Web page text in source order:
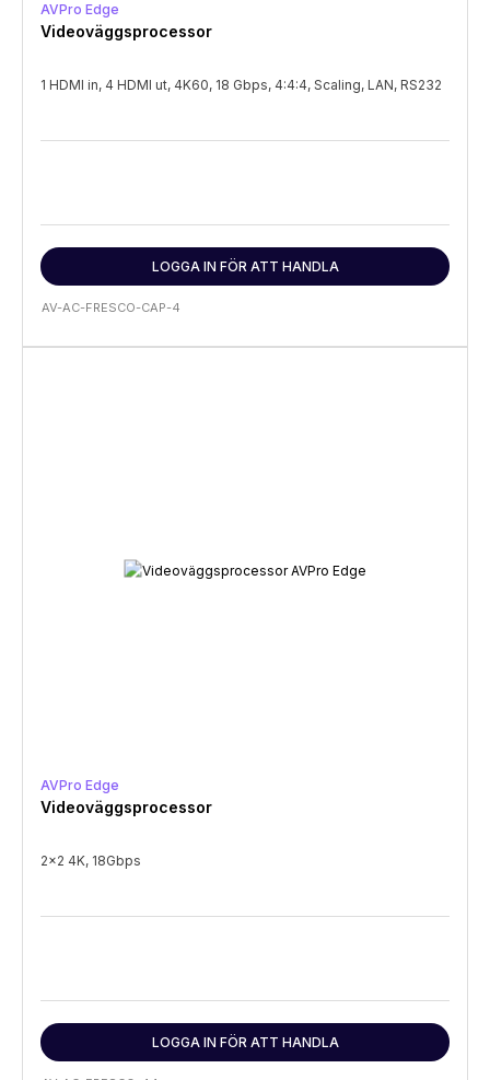
AVPro Edge
Videoväggsprocessor
1 HDMI in, 4 HDMI ut, 4K60, 18 Gbps, 4:4:4, Scaling, LAN, RS232
LOGGA IN FÖR ATT HANDLA
AV-AC-FRESCO-CAP-4
AVPro Edge
Videoväggsprocessor
2x2 4K, 18Gbps
LOGGA IN FÖR ATT HANDLA